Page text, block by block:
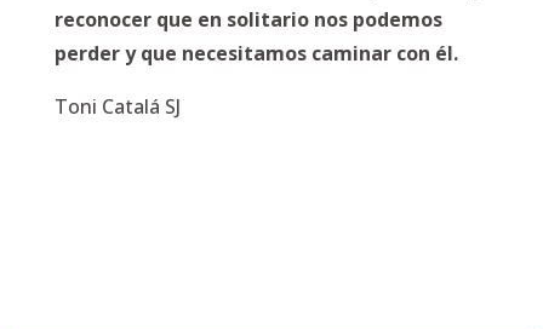
reconocer que en solitario nos podemos
perder y que necesitamos caminar con él.
Toni Catalá SJ